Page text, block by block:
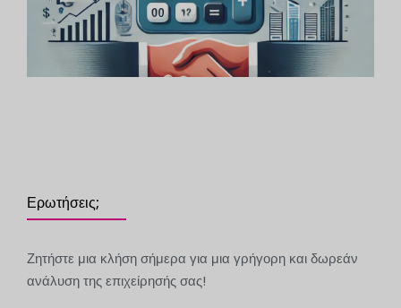
Ερωτήσεις;
Ζητήστε μια κλήση σήμερα για μια γρήγορη και δωρεάν
ανάλυση της επιχείρησής σας!